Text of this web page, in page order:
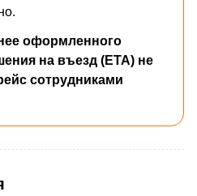
оформленного
на въезд (ETA) не
сотрудниками